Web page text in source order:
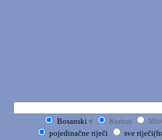
Bosanski ﴾ Korkut
pojedinačne riječi
sve